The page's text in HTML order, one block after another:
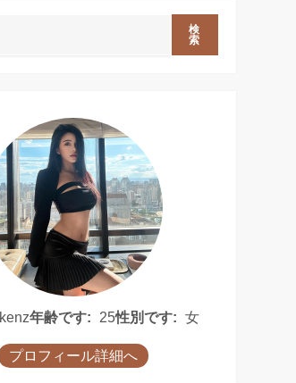
検
索
kenz年齢です: 25性別です: 女
プロフィール詳細へ